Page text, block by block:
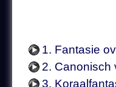
1. Fantasie
2. Canonisch
3.